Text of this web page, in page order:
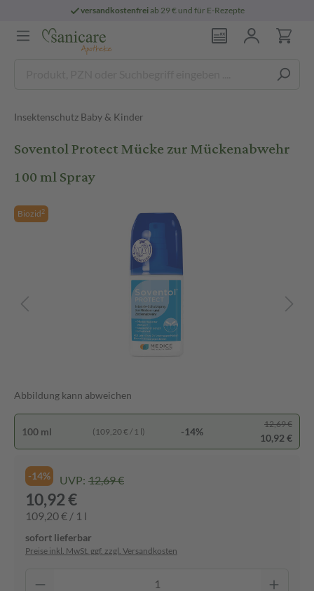
versandkostenfreiab 29 € und für E-Rezepte
Insektenschutz Baby & Kinder
Soventol Protect Mücke zur Mückenabwehr
100 ml Spray
Biozid2
Abbildung kann abweichen
100 ml (109,20 € / 1 l) -14%
12,69 €
10,92 €
-14% UVP: 12,69 €
10,92 €
109,20 € / 1 l
sofort lieferbar
Preise inkl. MwSt. ggf. zzgl. Versandkosten